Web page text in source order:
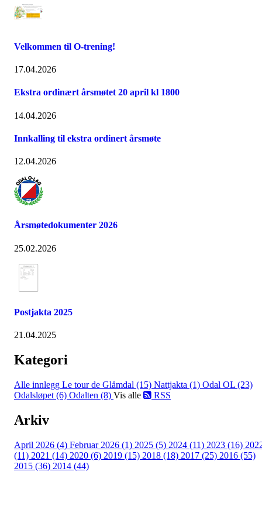
Velkommen til O-trening!
17.04.2026
Ekstra ordinært årsmøtet 20 april kl 1800
14.04.2026
Innkalling til ekstra ordinert årsmøte
12.04.2026
Årsmøtedokumenter 2026
25.02.2026
Postjakta 2025
21.04.2025
Kategori
Alle innlegg Le tour de Glåmdal (15) Nattjakta (1) Odal OL (23)
Odalsløpet (6) Odalten (8) Vis alle RSS
Arkiv
April 2026 (4) Februar 2026 (1) 2025 (5) 2024 (11) 2023 (16)
(11) 2021 (14) 2020 (6) 2019 (15) 2018 (18) 2017 (25) 2016 (55)
2015 (36) 2014 (44)